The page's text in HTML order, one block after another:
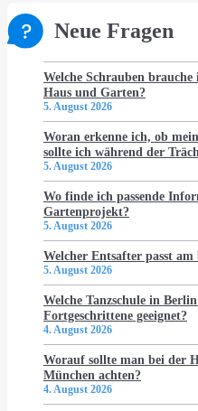
Neue Fragen
Welche Schrauben
Haus und Garten?
5. August 2026
Woran erkenne ich, ob
sollte ich während der
5. August 2026
Wo finde ich passende
Gartenprojekt?
5. August 2026
Welcher Entsafter passt
5. August 2026
Welche Tanzschule in
Fortgeschrittene geeignet?
4. August 2026
Worauf sollte man bei der
München achten?
4. August 2026